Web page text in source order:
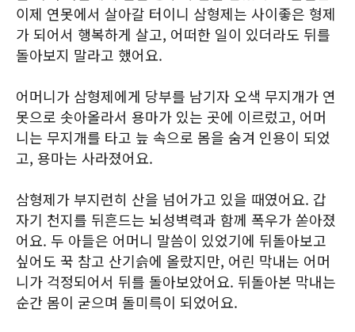
이제 연못에서 살아갈 터이니 삼형제는 사이좋은 형제
가 되어서 행복하게 살고, 어떠한 일이 있더라도 뒤를
돌아보지 말라고 했어요.
어머니가 삼형제에게 당부를 남기자 오색 무지개가 연
못으로 솟아올라서 용마가 있는 곳에 이르렀고, 어머
니는 무지개를 타고 늪 속으로 몸을 숨겨 인용이 되었
고, 용마는 사라졌어요.
삼형제가 부지런히 산을 넘어가고 있을 때였어요. 갑
자기 천지를 뒤흔드는 뇌성벽력과 함께 폭우가 쏟아졌
어요. 두 아들은 어머니 말씀이 있었기에 뒤돌아보고
싶어도 꾹 참고 산기슭에 올랐지만, 어린 막내는 어머
니가 걱정되어서 뒤를 돌아보았어요. 뒤돌아본 막내는
순간 몸이 굳으며 돌미륵이 되었어요.